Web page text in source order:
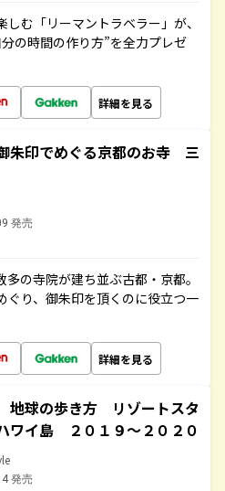
む「リーマントラベラー」が、
の時間の作り方”を全力プレゼ
詳細を見る
朱印でめぐる京都のお寺 三
発売
の寺院が建ち並ぶ古都・京都。
ぐり、御朱印を頂くのに役立つ一
詳細を見る
地球の歩き方 リゾートスタ
イ島 ２０１９～２０２０
発売